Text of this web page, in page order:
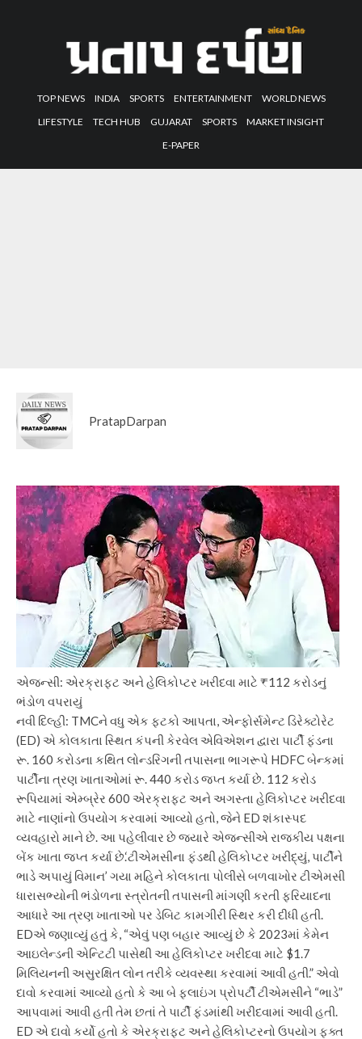
TOP NEWS INDIA SPORTS ENTERTAINMENT
WORLD NEWS
LIFESTYLE
TECH HUB GUJARAT SPORTS
MARKET INSIGHT
E-PAPER
PratapDarpan
એજન્સી: એરક્રાફ્ટ અને હેલિકોપ્ટર ખરીદવા માટે ₹112 કરોડનું
ભંડોળ વપરાયું
નવી દિલ્હી: TMCને વધુ એક ફટકો આપતા, એન્ફોર્સમેન્ટ ડિરેક્ટોરેટ
(ED) એ કોલકાતા સ્થિત કંપની કેરવેલ એવિએશન દ્વારા પાર્ટી ફંડના
રૂ. 160 કરોડના કથિત લોન્ડરિંગની તપાસના ભાગરૂપે HDFC બેન્કમાં
પાર્ટીના ત્રણ ખાતાઓમાં રૂ. 440 કરોડ જપ્ત કર્યા છે. 112 કરોડ
રૂપિયામાં એમ્બ્રેર 600 એરક્રાફ્ટ અને અગસ્તા હેલિકોપ્ટર ખરીદવા
માટે નાણાંનો ઉપયોગ કરવામાં આવ્યો હતો, જેને ED શંકાસ્પદ
વ્યવહારો માને છે. આ પહેલીવાર છે જ્યારે એજન્સીએ રાજકીય પક્ષના
બેંક ખાતા જપ્ત કર્યા છે.‘ટીએમસીના ફંડથી હેલિકોપ્ટર ખરીદ્યું, પાર્ટીને
ભાડે અપાયું વિમાન’ ગયા મહિને કોલકાતા પોલીસે બળવાખોર ટીએમસી
ધારાસભ્યોની ભંડોળના સ્ત્રોતની તપાસની માંગણી કરતી ફરિયાદના
આધારે આ ત્રણ ખાતાઓ પર ડેબિટ કામગીરી સ્થિર કરી દીધી હતી.
EDએ જણાવ્યું હતું કે, “એવું પણ બહાર આવ્યું છે કે 2023માં કેમેન
આઇલેન્ડની એન્ટિટી પાસેથી આ હેલિકોપ્ટર ખરીદવા માટે $1.7
મિલિયનની અસુરક્ષિત લોન તરીકે વ્યવસ્થા કરવામાં આવી હતી.”એવો
દાવો કરવામાં આવ્યો હતો કે આ બે ફ્લાઇંગ પ્રોપર્ટી ટીએમસીને “ભાડે”
આપવામાં આવી હતી તેમ છતાં તે પાર્ટી ફંડમાંથી ખરીદવામાં આવી હતી.
ED એ દાવો કર્યો હતો કે એરક્રાફ્ટ અને હેલિકોપ્ટરનો ઉપયોગ ફક્ત